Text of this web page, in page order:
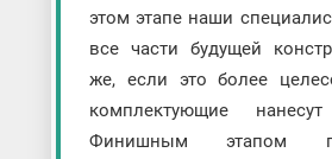
этом этапе наши
все части будущей
же, если это более
комплектующие
Финишным этапом